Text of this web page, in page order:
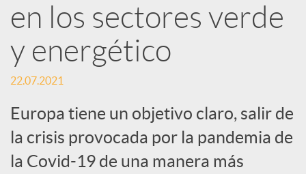
e
d
e
s
en los sectores verde
y energético
22.07.2021
Europa tiene un objetivo claro, salir de
la crisis provocada por la pandemia de
la Covid-19 de una manera más